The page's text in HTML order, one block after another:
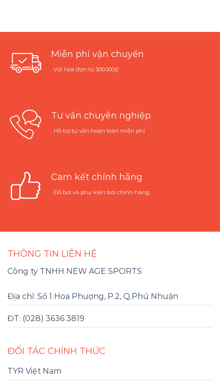
Miễn phí vận chuyển
Với hóa đơn từ 500.000₫
Tư vấn chuyên nghiệp
Hỗ trợ tư vấn hoàn toàn miễn phí
Cam kết chính hãng
Đồ bơi và phụ kiện bơi chính hãng
THÔNG TIN LIÊN HỆ
Công ty TNHH NEW AGE SPORTS
Địa chỉ: Số 1 Hoa Phượng, P.2, Q.Phú Nhuận
ĐT: (028) 3636 3819
ĐỐI TÁC CHÍNH THỨC
TYR Việt Nam